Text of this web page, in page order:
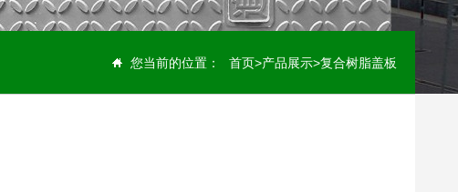
您当前的位置： 首页>产品展示>复合树脂盖板